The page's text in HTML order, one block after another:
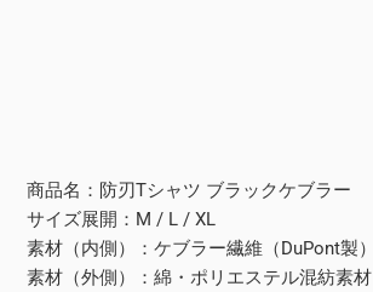
商品名：防刃Tシャツ ブラックケブラー
サイズ展開：M / L / XL
素材（内側）：ケブラー繊維（DuPont製）
素材（外側）：綿・ポリエステル混紡素材